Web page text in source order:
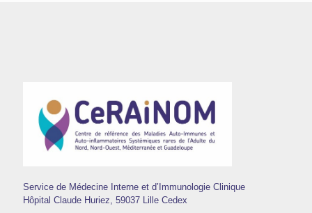
Service de Médecine Interne et d’Immunologie Clinique
Hôpital Claude Huriez, 59037 Lille Cedex